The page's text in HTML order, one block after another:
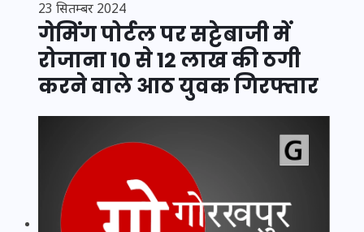
23 सितम्बर 2024
गेमिंग पोर्टल पर सट्टेबाजी में
रोजाना 10 से 12 लाख की ठगी
करने वाले आठ युवक गिरफ्तार